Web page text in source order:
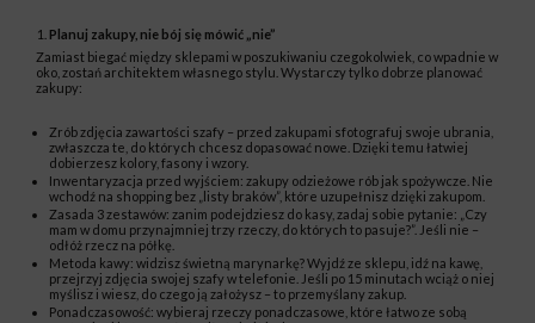
Planuj zakupy, nie bój się mówić „nie”
Zamiast biegać między sklepami w poszukiwaniu czegokolwiek, co wpadnie w
oko, zostań architektem własnego stylu. Wystarczy tylko dobrze planować
zakupy:
Zrób zdjęcia zawartości szafy – przed zakupami sfotografuj swoje ubrania,
zwłaszcza te, do których chcesz dopasować nowe. Dzięki temu łatwiej
dobierzesz kolory, fasony i wzory.
Inwentaryzacja przed wyjściem: zakupy odzieżowe rób jak spożywcze. Nie
wchodź na shopping bez „listy braków”, które uzupełnisz dzięki zakupom.
Zasada 3 zestawów: zanim podejdziesz do kasy, zadaj sobie pytanie: „Czy
mam w domu przynajmniej trzy rzeczy, do których to pasuje?”. Jeśli nie –
odłóż rzecz na półkę.
Metoda kawy: widzisz świetną marynarkę? Wyjdź ze sklepu, idź na kawę,
przejrzyj zdjęcia swojej szafy w telefonie. Jeśli po 15 minutach wciąż o niej
myślisz i wiesz, do czego ją założysz – to przemyślany zakup.
Ponadczasowość: wybieraj rzeczy ponadczasowe, które łatwo ze sobą